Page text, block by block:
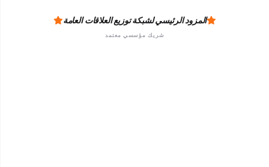
المزود الرئيسي لشبكة توزيع العلاقات العامة
شريك مؤسسي معتمد